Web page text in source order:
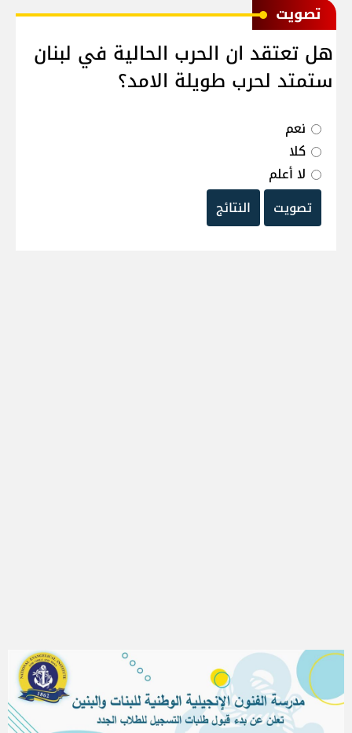
ﺗﺼﻮﻳﺖ
هل تعتقد ان الحرب الحالية في لبنان
ستمتد لحرب طويلة الامد؟
نعم
كلا
لا أعلم
تصويت
النتائج